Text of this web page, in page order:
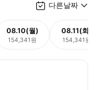
다른날짜
08.10(월)
154,341원
08.11(화)
154,341원